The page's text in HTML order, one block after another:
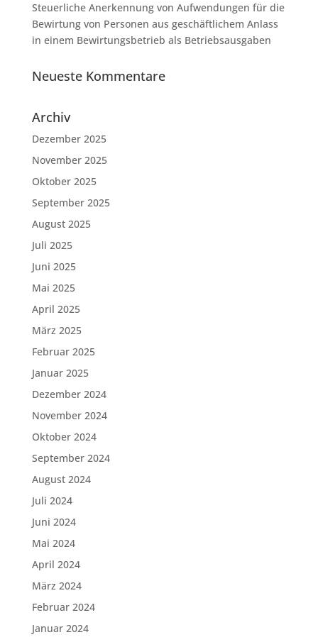
Steuerliche Anerkennung von Aufwendungen für die
Bewirtung von Personen aus geschäftlichem Anlass
in einem Bewirtungsbetrieb als Betriebsausgaben
Neueste Kommentare
Archiv
Dezember 2025
November 2025
Oktober 2025
September 2025
August 2025
Juli 2025
Juni 2025
Mai 2025
April 2025
März 2025
Februar 2025
Januar 2025
Dezember 2024
November 2024
Oktober 2024
September 2024
August 2024
Juli 2024
Juni 2024
Mai 2024
April 2024
März 2024
Februar 2024
Januar 2024